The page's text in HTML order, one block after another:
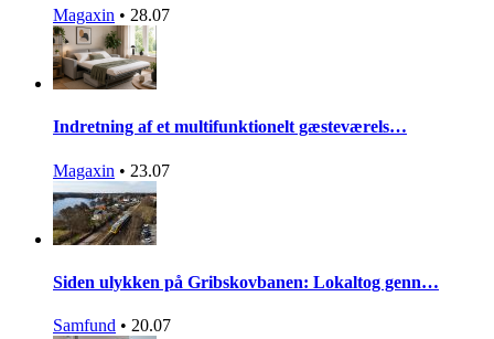
Magaxin • 28.07
Indretning af et multifunktionelt gæsteværels…
Magaxin • 23.07
Siden ulykken på Gribskovbanen: Lokaltog genn…
Samfund • 20.07